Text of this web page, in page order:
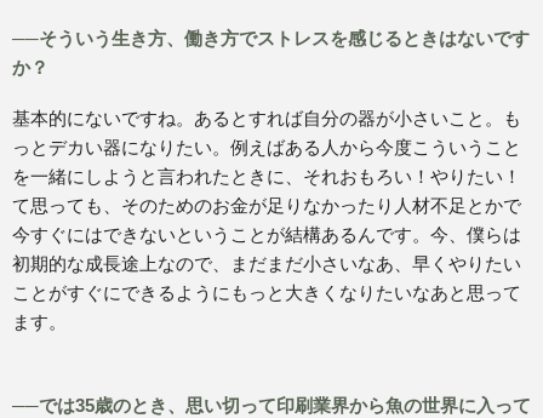
──そういう生き方、働き方でストレスを感じるときはないです
か？
基本的にないですね。あるとすれば自分の器が小さいこと。も
っとデカい器になりたい。例えばある人から今度こういうこと
を一緒にしようと言われたときに、それおもろい！やりたい！
て思っても、そのためのお金が足りなかったり人材不足とかで
今すぐにはできないということが結構あるんです。今、僕らは
初期的な成長途上なので、まだまだ小さいなあ、早くやりたい
ことがすぐにできるようにもっと大きくなりたいなあと思って
ます。
──では35歳のとき、思い切って印刷業界から魚の世界に入って